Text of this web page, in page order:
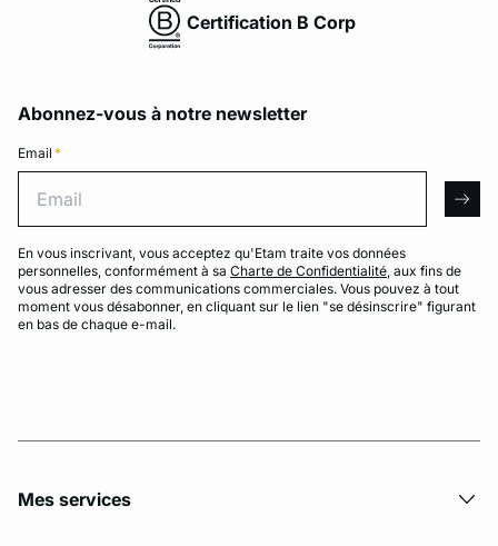
Certification B Corp
Abonnez-vous à notre newsletter
Email *
En vous inscrivant, vous acceptez qu'Etam traite vos données
personnelles, conformément à sa Charte de Confidentialité, aux fins de
vous adresser des communications commerciales. Vous pouvez à tout
moment vous désabonner, en cliquant sur le lien "se désinscrire" figurant
en bas de chaque e-mail.
Mes services